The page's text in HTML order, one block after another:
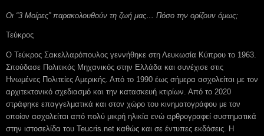
Οι “3 Μοίρες” παρακολουθούν τη ζωή μας… Πόσο την ορίζουν όμως;
Τεύκρος
Ο Τεύκρος Σακελλαρόπουλος γεννήθηκε στη Λευκωσία Κύπρου το 1963.
Σπούδασε Πολιτικός Μηχανικός στην Ελλάδα και συνέχισε στις
Ηνωμένες Πολιτείες Αμερικής. Από το 1990 έως σήμερα ασχολείται με τον
αρχιτεκτονικό σχεδιασμό και την κατασκευή κτιρίων. Από το 2020
στράφηκε επαγγελματικά και στον χώρο του κινηματογράφου με τον
οποίον ασχολείται από πολύ μικρή ηλικία ενώ αρθρογραφεί συστηματικά
στην ιστοσελίδα του Teucris.net καθώς και σε έντυπες εκδόσεις. Η